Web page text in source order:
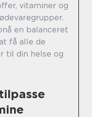
vitaminer og
en balanceret
få alle de
til din helse og